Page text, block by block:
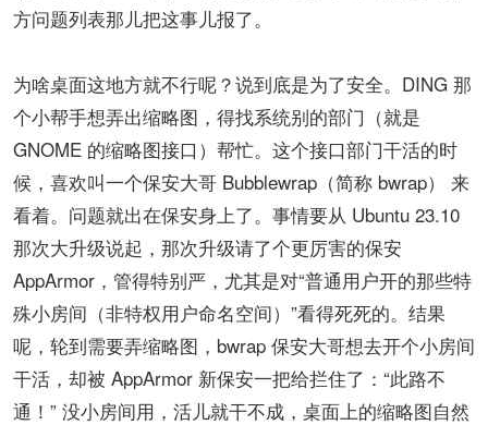
方问题列表那儿把这事儿报了。
为啥桌面这地方就不行呢？说到底是为了安全。DING 那
个小帮手想弄出缩略图，得找系统别的部门（就是 ​​
GNOME 的缩略图接口​​）帮忙。这个接口部门干活的时
候，喜欢叫一个保安大哥 ​​Bubblewrap（简称 bwrap）​​ 来
看着。问题就出在保安身上了。事情要从 ​​Ubuntu 23.10​​
那次大升级说起，那次升级请了个更厉害的保安 ​​
AppArmor​​，管得特别严，尤其是对“​​普通用户开的那些特
殊小房间（非特权用户命名空间）​​”看得死死的。结果
呢，轮到需要弄缩略图，bwrap 保安大哥想去开个小房间
干活，却被 AppArmor 新保安一把给拦住了：“此路不
通！” 没小房间用，活儿就干不成，桌面上的缩略图自然